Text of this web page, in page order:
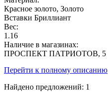
Красное золото, Золото
Вставки Бриллиант
Вес:
1.16
Наличие в магазинах:
ПРОСПЕКТ ПАТРИОТОВ, 5
Перейти к полному описанию
Найдено предложений: 1